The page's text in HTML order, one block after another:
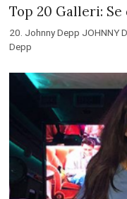
Top 20 Galleri:
20. Johnny Depp JOHNNY
Depp